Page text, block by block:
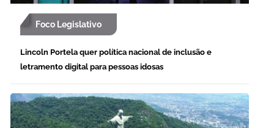
Foco Legislativo
Lincoln Portela quer política nacional de inclusão e
letramento digital para pessoas idosas